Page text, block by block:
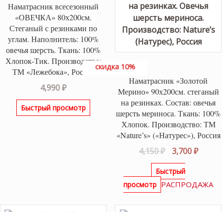
Наматрасник всесезонный
«ОВЕЧКА» 80х200см.
Стеганый с резинками по
углам. Наполнитель: 100%
овечья шерсть. Ткань: 100%
Хлопок-Тик. Производство:
ТМ «Лежебока», Россия
4,990₽
Быстрый просмотр
скидка 10%
Наматрасник «Золотой
Мерино» 90х200см. стеганый
на резинках. Состав: овечья
шерсть мериноса. Ткань: 100%
Хлопок. Производство: ТМ
«Nature’s» («Натурес»), Россия
4,150₽
цена
составляла
4,150 ₽.
3,700₽
Быстрый
просмотр РАСПРОДАЖА